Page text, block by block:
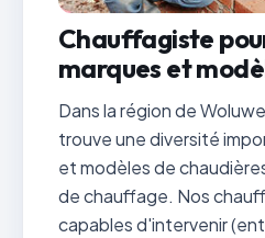
Chauffagiste
marques et
Dans la région de
trouve une diversité
et modèles de
de chauffage. Nos
capables d'intervenir